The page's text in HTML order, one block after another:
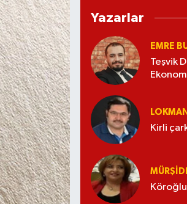
Yazarlar
EMRE
Teşvik
Kirli